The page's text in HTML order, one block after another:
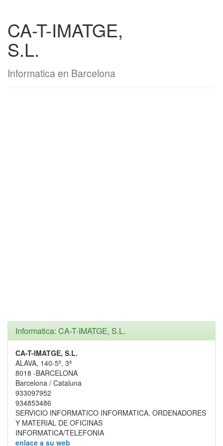
CA-T-IMATGE,
S.L.
Informatica en Barcelona
Informatica: CA-T-IMATGE, S.L.
CA-T-IMATGE, S.L.
ALAVA, 140-5º, 3ª
8018 -BARCELONA
Barcelona / Cataluna
933097952
934853486
SERVICIO INFORMATICO INFORMATICA, ORDENADORES
Y MATERIAL DE OFICINAS
INFORMATICA/TELEFONIA
enlace a su web